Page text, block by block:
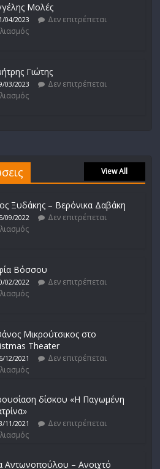
Μολές
04/2023
Δεν επιτρέπεται
Γιώτης
03/2023
Δεν επιτρέπεται
View All
Ξυδάκης – Βερόνικα Δαβάκη
09/2022
Δεν επιτρέπεται
Βόσσου
02/2022
Δεν επιτρέπεται
Μικρούτσικος στο
Theater
12/2021
Δεν επιτρέπεται
δίσκου «Η Παγωμένη
11/2021
Δεν επιτρέπεται
Αντωνοπούλου – Ανοιχτό